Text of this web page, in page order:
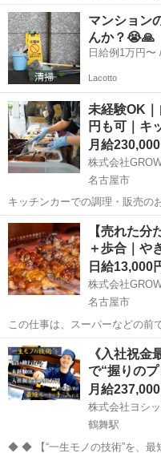
商品の受け取り ・キッチンカ
仕上げ調理（温めや盛り付けな
後の片付け ...
愛知 名古屋市
マンション
んか？😭🙏
Lacotto
未経験OK
円も可｜キ
月給230,000
株式会社
名古屋市
キッチンカーでの調理・販売のお仕事です。 ・セ
商品の受け取り ・キッチンカ
仕上げ調理（温めや盛り付け
後の片付け ...
愛知 名古屋市 その他
【売れた分
＋歩合｜や
日給13,000
株式会社
名古屋市
この仕事は、スーパーなどの前
事。 難しい作業はなく、未経
・営業所で材料を受け取り、出
理（焼くだけ） ...
愛知 名古屋市 その他
《入社祝金
で“握りの
月給237,000
鶴舞駅
◆ ◆ 【“一生モノの技術”を、最短ルートで手に入れる】 ヨシックスフ